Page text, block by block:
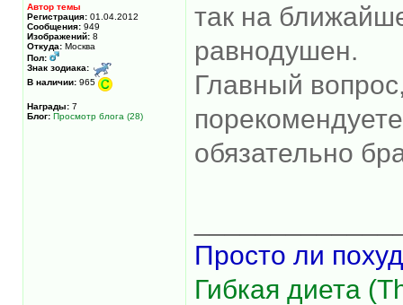
Автор темы
Регистрация: 01.04.2012
Сообщения: 949
Изображений: 8
Откуда: Москва
Пол:
Знак зодиака:
В наличии: 965
Награды: 7
Блог: Просмотр блога (28)
так на
равнодушен.
Главный
обязательно
Просто ли
Гибкая диета